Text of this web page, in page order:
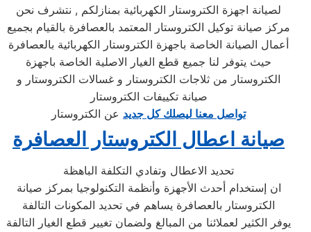
لصيانة اجهزة الكتروستار الكهربائية بمنازلكم , نتشرف نحن
مركز صيانة توكيل الكتروستار المعتمد بالعصافرة بالقيام بجميع
أعمال الصيانة الخاصة باجهزة الكتروستار الكهربائية بالعصافرة
حيث يتوفر لنا جميع قطع الغيار الاصلية الخاصة باجهزة
الكتروستار من ثلاجات الكتروستار و غسالات الكتروستار و
صيانة تكييفات الكتروستار
تواصل معنا ليصلك كل جديد عن الكتروستار
صيانة اعطال الكتروستار العصافرة
تحديد الاعطال وتفادي التكلفة الباهظة
ان إستخدام أحدث الأجهزة وأنظمة التكنولوجيا بمركز صيانة
الكتروستار بالعصافرة يساهم في تحديد المكونات التالفة
يوفر الكثير لعملائنا من المبالغ ولضمان تغيير قطع الغيار التالفة